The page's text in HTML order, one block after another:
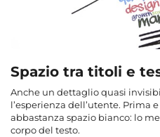
Spazio tra titoli e
Anche un dettaglio quasi
l’esperienza dell’utente. Prima
abbastanza spazio bianco: lo
corpo del testo.